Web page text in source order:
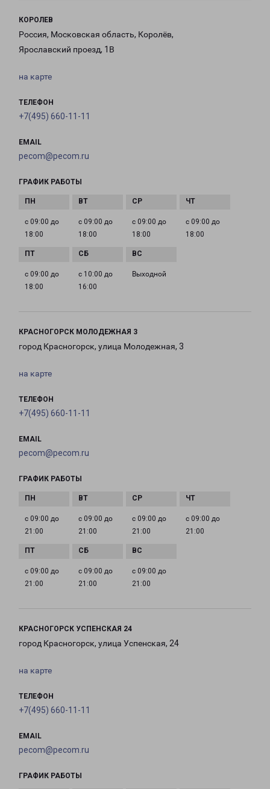
КОРОЛЕВ
Россия, Московская область, Королёв,
Ярославский проезд, 1В
на карте
ТЕЛЕФОН
+7(495) 660-11-11
EMAIL
pecom@pecom.ru
ГРАФИК РАБОТЫ
с 09:00 до
18:00
с 09:00 до
18:00
с 09:00 до
18:00
с 09:00 до
18:00
с 09:00 до
18:00
с 10:00 до
16:00
Выходной
КРАСНОГОРСК МОЛОДЕЖНАЯ 3
город Красногорск, улица Молодежная, 3
на карте
ТЕЛЕФОН
+7(495) 660-11-11
EMAIL
pecom@pecom.ru
ГРАФИК РАБОТЫ
с 09:00 до
21:00
с 09:00 до
21:00
с 09:00 до
21:00
с 09:00 до
21:00
с 09:00 до
21:00
с 09:00 до
21:00
с 09:00 до
21:00
КРАСНОГОРСК УСПЕНСКАЯ 24
город Красногорск, улица Успенская, 24
на карте
ТЕЛЕФОН
+7(495) 660-11-11
EMAIL
pecom@pecom.ru
ГРАФИК РАБОТЫ